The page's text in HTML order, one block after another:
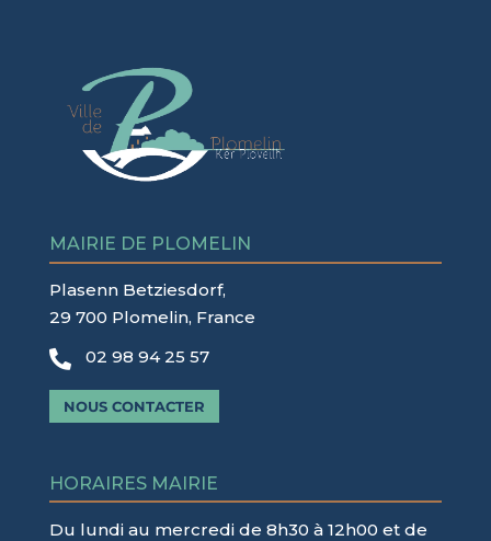
MAIRIE DE PLOMELIN
Plasenn Betziesdorf,
29 700 Plomelin, France
 02 98 94 25 57
NOUS CONTACTER
HORAIRES MAIRIE
Du lundi au mercredi de 8h30 à 12h00 et de